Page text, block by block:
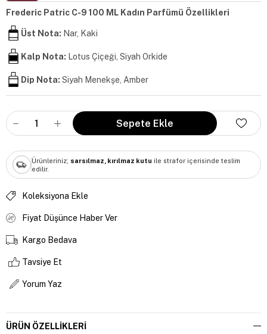
Frederic Patric C-9 100 ML Kadın Parfümü Özellikleri
Üst Nota: Nar, Kaki
Kalp Nota: Lotus Çiçeği, Siyah Orkide
Dip Nota: Siyah Menekşe, Amber
Ürünleriniz; sarsılmaz, kırılmaz kutu ile strafor içerisinde teslim
edilir.
Koleksiyona Ekle
Fiyat Düşünce Haber Ver
Kargo Bedava
Tavsiye Et
Yorum Yaz
ÜRÜN ÖZELLIKLERI